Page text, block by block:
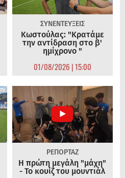
ΣΥΝΕΝΤΕΥΞΕΙΣ
Κωστούλας: "Κρατάμε
την αντίδραση στο β'
ημίχρονο "
01/08/2026 | 15:00
ΡΕΠΟΡΤΑΖ
Η πρώτη μεγάλη "μάχη"
- Το κουίζ του μουντιάλ